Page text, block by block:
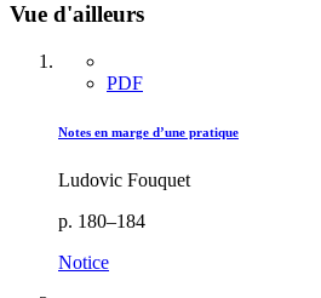
Vue d'ailleurs
PDF
Notes en marge d’une pratique
Ludovic Fouquet
p. 180–184
Notice